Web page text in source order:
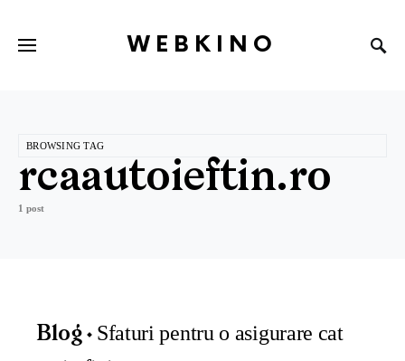
WEBKINO
BROWSING TAG
rcaautoieftin.ro
1 post
Blog
Sfaturi pentru o asigurare cat